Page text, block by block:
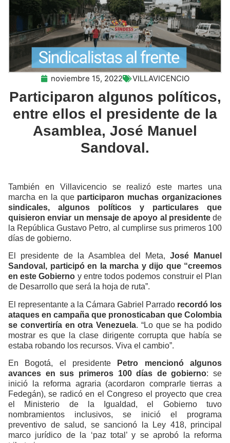
noviembre 15, 2022 VILLAVICENCIO
Participaron algunos políticos,
entre ellos el presidente de la
Asamblea, José Manuel
Sandoval.
También en Villavicencio se realizó este martes una
marcha en la que participaron muchas organizaciones
sindicales, algunos políticos y particulares que
quisieron enviar un mensaje de apoyo al presidentede
la República Gustavo Petro, al cumplirse sus primeros 100
días de gobierno.
El presidente de la Asamblea del Meta,José Manuel
Sandoval, participó en la marcha y dijo que “creemos
en este Gobierno y entre todos podemos construir el Plan
de Desarrollo que será la hoja de ruta”.
El representante a la Cámara Gabriel Parrado recordó los
ataques en campaña que pronosticaban que Colombia
se convertiría en otra Venezuela. “Lo que se ha podido
mostrar es que la clase dirigente corrupta que había se
estaba robando los recursos. Viva el cambio”.
En Bogotá, el presidente
Petro mencionó algunos
avances en sus primeros 100 días de gobierno: se
inició la reforma agraria (acordaron comprarle tierras a
Fedegán), se radicó en el Congreso el proyecto que crea
el Ministerio de la Igualdad, el Gobierno tuvo
nombramientos inclusivos, se inició el programa
preventivo de salud, se sancionó la Ley 418, principal
marco jurídico de la ‘paz total’ y se aprobó la reforma